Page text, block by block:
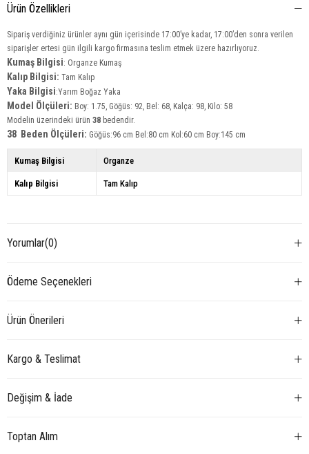
Ürün Özellikleri
Sipariş verdiğiniz ürünler aynı gün içerisinde 17:00’ye kadar, 17:00’den sonra verilen
siparişler ertesi gün ilgili kargo firmasına teslim etmek üzere hazırlıyoruz.
Kumaş Bilgisi: Organze Kumaş
Kalıp Bilgisi: Tam Kalıp
Yaka Bilgisi:Yarım Boğaz Yaka
Model Ölçüleri: Boy: 1.75, Göğüs: 92, Bel: 68, Kalça: 98, Kilo: 58
Modelin üzerindeki ürün 38 bedendir.
38 Beden Ölçüleri: Göğüs:96 cm Bel:80 cm Kol:60 cm Boy:145 cm
Kumaş Bilgisi Organze
Kalıp Bilgisi Tam Kalıp
Yorumlar(0)
Ödeme Seçenekleri
Ürün Önerileri
Kargo & Teslimat
Değişim & İade
Toptan Alım